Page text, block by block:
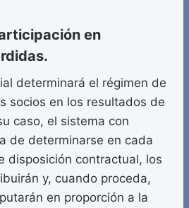
en
determinará el régimen de
socios en los resultados de
caso, el sistema con
de determinarse en cada
disposición contractual, los
y, cuando proceda,
en proporción a la